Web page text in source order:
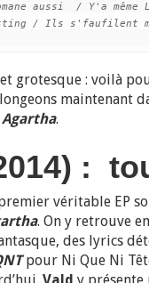
aussi  / Y'a même
/ Ils s'faufilent
grotesque : voilà
maintenant
Agartha.
:
véritable EP
. On y retrouve
des lyrics
pour Ni Que Ni